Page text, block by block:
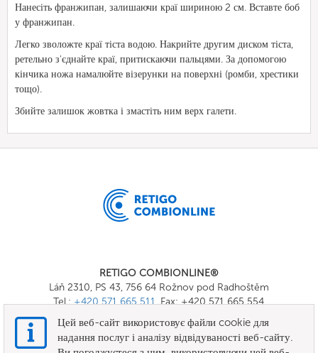
Нанесіть франжипан, залишаючи краї шириною 2 см. Вставте боб
у франжипан.
Легко зволожте краї тіста водою. Накрийте другим диском тіста,
ретельно з'єднайте краї, притискаючи пальцями. За допомогою
кінчика ножа намалюйте візерунки на поверхні (ромби, хрестики
тощо).
Збийте залишок жовтка і змастіть ним верх галети.
RETIGO COMBIONLINE®
Láň 2310, PS 43, 756 64 Rožnov pod Radhoštěm
Tel.:+420 571 665 511, Fax: +420 571 665 554
Цей веб-сайт використовує файли cookie для
надання послуг і аналізу відвідуваності веб-сайту.